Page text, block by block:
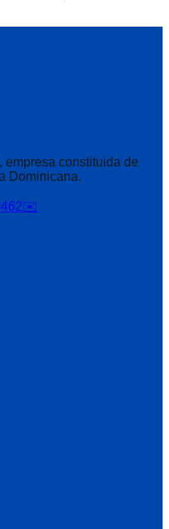
empresa constituida de
Dominicana.
✉️